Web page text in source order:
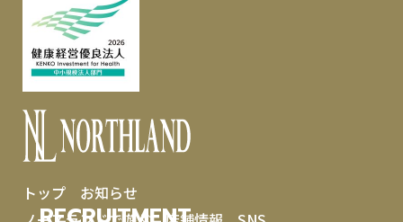
トップ
お知らせ